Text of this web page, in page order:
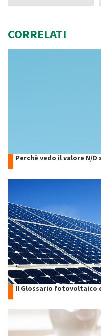
CORRELATI
Perchè vedo il valore N/D
Il Glossario fotovoltaico